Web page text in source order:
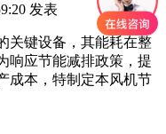
发表
关键设备，其能耗在整
响应节能减排政策，提
成本，特制定本风机节